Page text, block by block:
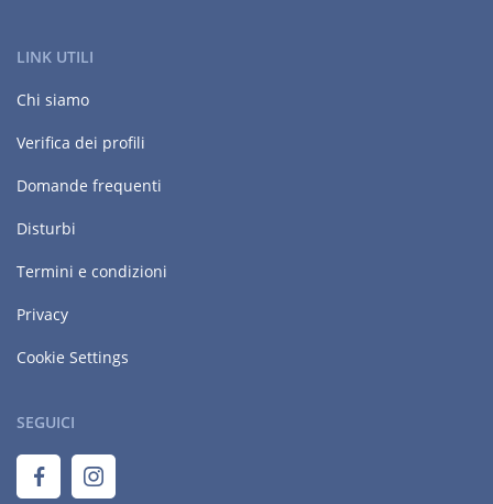
LINK UTILI
Chi siamo
Verifica dei profili
Domande frequenti
Disturbi
Termini e condizioni
Privacy
Cookie Settings
SEGUICI